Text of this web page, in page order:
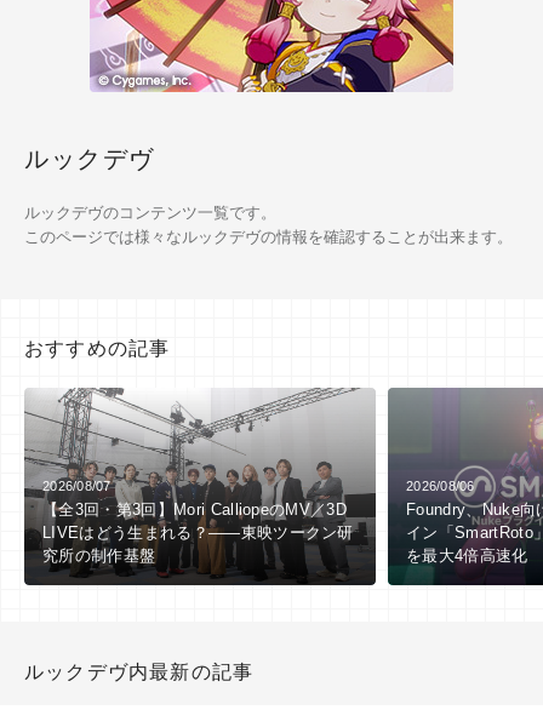
ルックデヴ
ルックデヴのコンテンツ一覧です。
このページでは様々なルックデヴの情報を確認することが出来ます。
おすすめの記事
2026/08/07
【全3回・第3回】Mori CalliopeのMV／3D
LIVEはどう生まれる？――東映ツークン研
究所の制作基盤
2026/08/06
Foundry、Nuke
イン「SmartRoto
を最大4倍高速化
ルックデヴ内最新の記事